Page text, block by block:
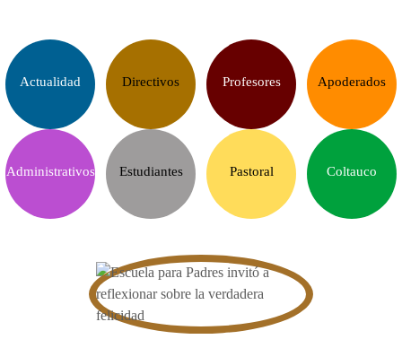
Actualidad Directivos Profesores Apoderados
Administrativos Estudiantes Pastoral Coltauco